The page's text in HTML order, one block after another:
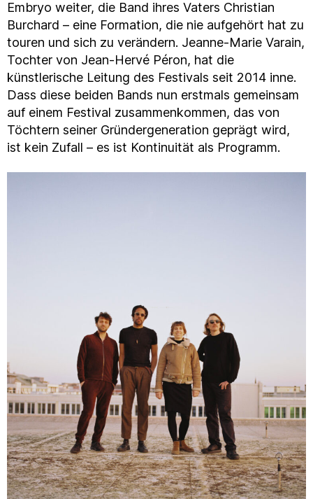
Embryo weiter, die Band ihres Vaters Christian
Burchard – eine Formation, die nie aufgehört hat zu
touren und sich zu verändern. Jeanne-Marie Varain,
Tochter von Jean-Hervé Péron, hat die
künstlerische Leitung des Festivals seit 2014 inne.
Dass diese beiden Bands nun erstmals gemeinsam
auf einem Festival zusammenkommen, das von
Töchtern seiner Gründergeneration geprägt wird,
ist kein Zufall – es ist Kontinuität als Programm.